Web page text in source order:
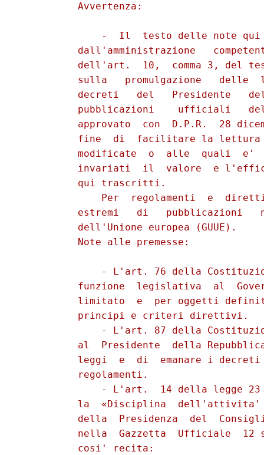
          Avvertenza:
-  Il  testo delle note
dall'amministrazione
dell'art.  10,  comma 3, del
sulla   promulgazione   delle
decreti   del   Presidente
pubblicazioni    ufficiali
approvato  con  D.P.R.  28
fine  di  facilitare la
modificate  o  alle  quali  e'
invariati  il  valore  e
          qui trascritti.
Per  regolamenti  e
estremi   di   pubblicazioni
          dell'Unione europea (GUUE).
          Note alle premesse:
- L'art. 76 della
funzione  legislativa  al
limitato  e  per oggetti
          principi e criteri direttivi.
- L'art. 87 della
al  Presidente  della
leggi  e  di  emanare i
          regolamenti.
- L'art.  14 della legge
la  «Disciplina
della  Presidenza  del
nella  Gazzetta  Ufficiale  12
          cosi' recita: